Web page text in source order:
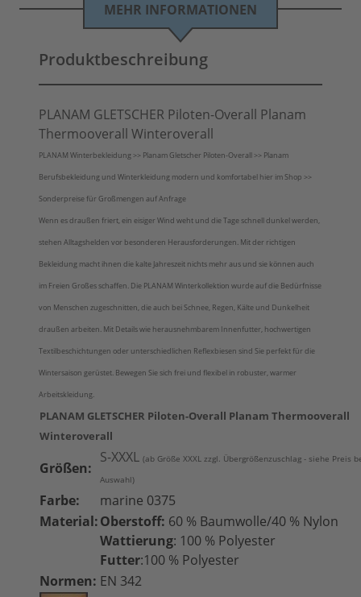
MEHR INFORMATIONEN
Produktbeschreibung
PLANAM GLETSCHER Piloten-Overall Planam
Thermooverall Winteroverall
PLANAM Winterbekleidung >> Planam Gletscher Piloten-Overall >> Planam
Berufsbekleidung und Winterkleidung modern und komfortabel hier im Shop >>
Sonderpreise für Großmengen auf Anfrage
Wenn es draußen friert, ein eisiger Wind weht und die Tage schnell dunkel werden,
stehen Alltagshelden vor besonderen Herausforderungen. Mit der richtigen
Bekleidung macht ihnen die kalte Jahreszeit nichts mehr aus und sie können auch
im Freien Großes schaffen. Die PLANAM Winterkollektion wurde auf die Bedürfnisse
von Menschen zugeschnitten, die auch bei Schnee, Regen, Kälte und Dunkelheit
draußen arbeiten. Mit Details wie herausnehmbarem Innenfutter, hochwertigen
Textilbeschichtungen oder unterschiedlichen Reflexbiesen sind Sie perfekt für die
Wintersaison gerüstet. Bewegen Sie sich frei und flexibel in robuster, warmer
Arbeitskleidung.
PLANAM GLETSCHER Piloten-Overall Planam Thermooverall
Winteroverall
Größen:
S-XXXL (ab Größe XXXL zzgl. Übergrößenzuschlag - siehe Preis
Auswahl)
Farbe:
marine 0375
Material:Oberstoff: 60 % Baumwolle/40 % Nylon
Wattierung: 100 % Polyester
Futter:100 % Polyester
Normen: EN 342